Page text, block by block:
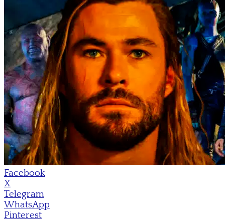
Facebook
X
Telegram
WhatsApp
Pinterest